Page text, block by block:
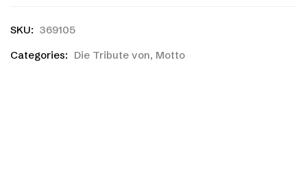
SKU: 369105
Categories: Die Tribute von, Motto